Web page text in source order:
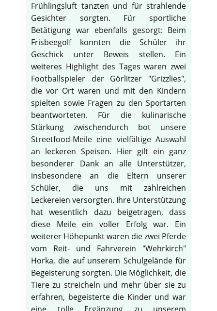
Frühlingsluft tanzten und für strahlende
Gesichter sorgten. Für sportliche
Betätigung war ebenfalls gesorgt: Beim
Frisbeegolf konnten die Schüler ihr
Geschick unter Beweis stellen. Ein
weiteres Highlight des Tages waren zwei
Footballspieler der Görlitzer "Grizzlies",
die vor Ort waren und mit den Kindern
spielten sowie Fragen zu den Sportarten
beantworteten. Für die kulinarische
Stärkung zwischendurch bot unsere
Streetfood-Meile eine vielfältige Auswahl
an leckeren Speisen. Hier gilt ein ganz
besonderer Dank an alle Unterstützer,
insbesondere an die Eltern unserer
Schüler, die uns mit zahlreichen
Leckereien versorgten. Ihre Unterstützung
hat wesentlich dazu beigetragen, dass
diese Meile ein voller Erfolg war. Ein
weiterer Höhepunkt waren die zwei Pferde
vom Reit- und Fahrverein "Wehrkirch"
Horka, die auf unserem Schulgelände für
Begeisterung sorgten. Die Möglichkeit, die
Tiere zu streicheln und mehr über sie zu
erfahren, begeisterte die Kinder und war